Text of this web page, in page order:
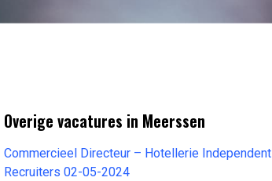
Overige vacatures in Meerssen
Commercieel Directeur – Hotellerie Independent
Recruiters 02-05-2024